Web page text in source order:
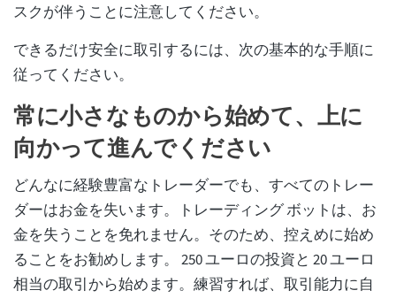
スクが伴うことに注意してください。
できるだけ安全に取引するには、次の基本的な手順に
従ってください。
常に小さなものから始めて、上に
向かって進んでください
どんなに経験豊富なトレーダーでも、すべてのトレー
ダーはお金を失います。トレーディング ボットは、お
金を失うことを免れません。そのため、控えめに始め
ることをお勧めします。 250 ユーロの投資と 20 ユーロ
相当の取引から始めます。練習すれば、取引能力に自